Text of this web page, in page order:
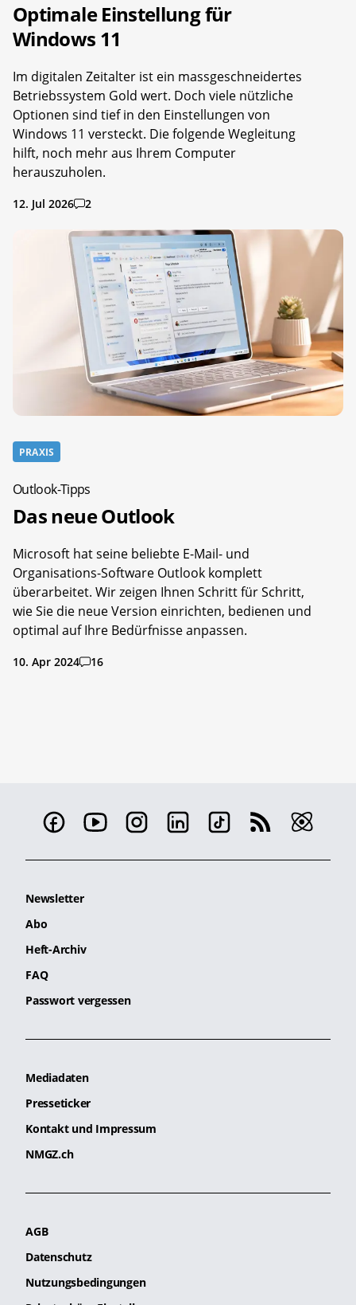
Optimale Einstellung für
Windows 11
Im digitalen Zeitalter ist ein massgeschneidertes
Betriebssystem Gold wert. Doch viele nützliche
Optionen sind tief in den Einstellungen von
Windows 11 versteckt. Die folgende Wegleitung
hilft, noch mehr aus Ihrem Computer
herauszuholen.
12. Jul 2026 2
PRAXIS
Outlook-Tipps
Das neue Outlook
Microsoft hat seine beliebte E-Mail- und
Organisations-Software Outlook komplett
überarbeitet. Wir zeigen Ihnen Schritt für Schritt,
wie Sie die neue Version einrichten, bedienen und
optimal auf Ihre Bedürfnisse anpassen.
10. Apr 2024 16
Newsletter
Abo
Heft-Archiv
FAQ
Passwort vergessen
Mediadaten
Presseticker
Kontakt und Impressum
NMGZ.ch
AGB
Datenschutz
Nutzungsbedingungen